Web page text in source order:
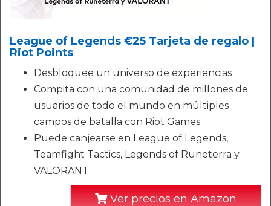
League of Legends €25 Tarjeta de regalo |
Riot Points
Desbloquee un universo de experiencias
Compita con una comunidad de millones de
usuarios de todo el mundo en múltiples
campos de batalla con Riot Games.
Puede canjearse en League of Legends,
Teamfight Tactics, Legends of Runeterra y
VALORANT
Ver precios en Amazon